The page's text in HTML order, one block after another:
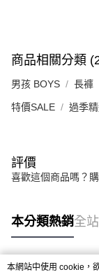
商品相關分類
男孩 BOYS 長褲
特價SALE 過季
評價
喜歡這個商品嗎？
本分類熱銷全
本網站中使用 cookie，